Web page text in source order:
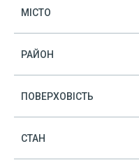
МІСТО
РАЙОН
ПОВЕРХОВІСТЬ
СТАН